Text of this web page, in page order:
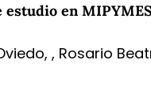
en
, Rosario